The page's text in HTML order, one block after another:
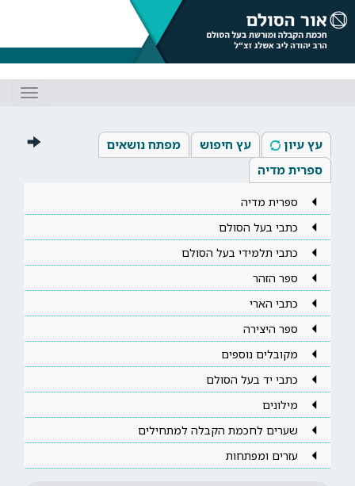
עץ עיון עץ חיפוש
מפתח נושאים
ספרית מדיה
ספרית מדיה
כתבי בעל הסולם
כתבי תלמידי בעל הסולם
ספר הזהר
כתבי הארי
ספר היצירה
מקובלים נוספים
כתבי יד בעל הסולם
מילונים
שערים לחכמת הקבלה למתחילים
עזרים ומפתחות